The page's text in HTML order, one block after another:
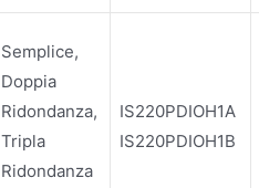
Semplice,
Doppia
Ridondanza,
Tripla
Ridondanza
IS220PDIOH1A
IS220PDIOH1B